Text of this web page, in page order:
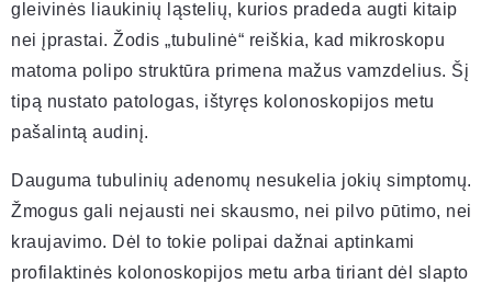
gleivinės liaukinių ląstelių, kurios pradeda augti kitaip
nei įprastai. Žodis „tubulinė“ reiškia, kad mikroskopu
matoma polipo struktūra primena mažus vamzdelius. Šį
tipą nustato patologas, ištyręs kolonoskopijos metu
pašalintą audinį.
Dauguma tubulinių adenomų nesukelia jokių simptomų.
Žmogus gali nejausti nei skausmo, nei pilvo pūtimo, nei
kraujavimo. Dėl to tokie polipai dažnai aptinkami
profilaktinės kolonoskopijos metu arba tiriant dėl slapto